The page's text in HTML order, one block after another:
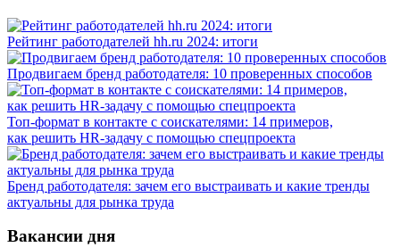
Рейтинг работодателей hh.ru 2024: итоги
Продвигаем бренд работодателя: 10 проверенных способов
Топ-формат в контакте с соискателями: 14 примеров,
как решить HR-задачу с помощью спецпроекта
Бренд работодателя: зачем его выстраивать и какие тренды
актуальны для рынка труда
Вакансии дня